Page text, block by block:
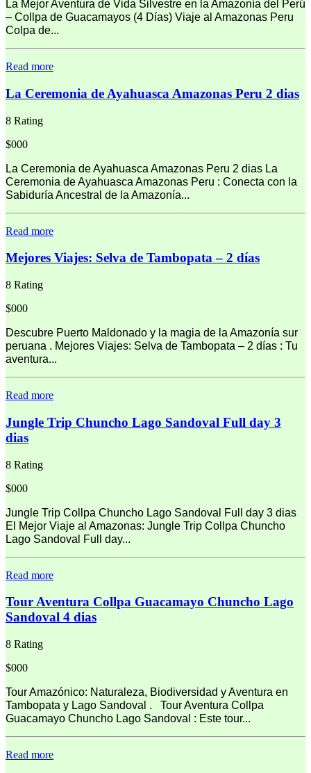
La Mejor Aventura de Vida Silvestre en la Amazonía del Perú
– Collpa de Guacamayos (4 Días) Viaje al Amazonas Peru
Colpa de...
Read more
La Ceremonia de Ayahuasca Amazonas Peru 2 dias
8 Rating
$000
La Ceremonia de Ayahuasca Amazonas Peru 2 dias La
Ceremonia de Ayahuasca Amazonas Peru : Conecta con la
Sabiduría Ancestral de la Amazonía...
Read more
Mejores Viajes: Selva de Tambopata – 2 días
8 Rating
$000
Descubre Puerto Maldonado y la magia de la Amazonía sur
peruana . Mejores Viajes: Selva de Tambopata – 2 días : Tu
aventura...
Read more
Jungle Trip Chuncho Lago Sandoval Full day 3
dias
8 Rating
$000
Jungle Trip Collpa Chuncho Lago Sandoval Full day 3 dias
El Mejor Viaje al Amazonas: Jungle Trip Collpa Chuncho
Lago Sandoval Full day...
Read more
Tour Aventura Collpa Guacamayo Chuncho Lago
Sandoval 4 dias
8 Rating
$000
Tour Amazónico: Naturaleza, Biodiversidad y Aventura en
Tambopata y Lago Sandoval . Tour Aventura Collpa
Guacamayo Chuncho Lago Sandoval : Este tour...
Read more